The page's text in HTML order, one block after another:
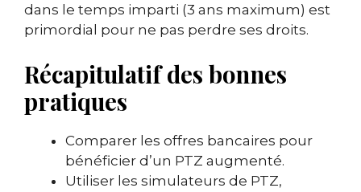
dans le temps imparti (3 ans maximum) est
primordial pour ne pas perdre ses droits.
Récapitulatif des bonnes
pratiques
Comparer les offres bancaires pour
bénéficier d’un PTZ augmenté.
Utiliser les simulateurs de PTZ,